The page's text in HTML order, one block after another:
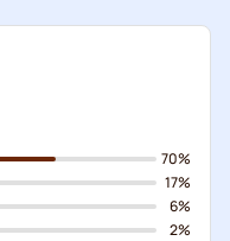
70%
17%
6%
2%